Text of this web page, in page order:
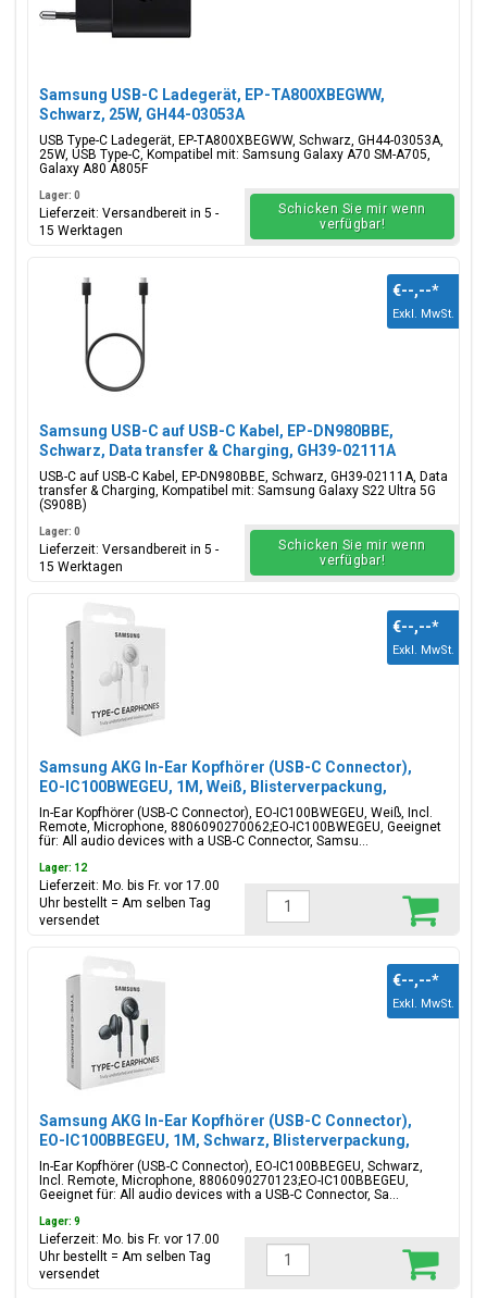
Samsung USB-C Ladegerät, EP-TA800XBEGWW,
Schwarz, 25W, GH44-03053A
USB Type-C Ladegerät, EP-TA800XBEGWW, Schwarz, GH44-03053A,
25W, USB Type-C, Kompatibel mit: Samsung Galaxy A70 SM-A705,
Galaxy A80 A805F
Lager: 0
Lieferzeit: Versandbereit in 5 -
15 Werktagen
Schicken Sie mir wenn
verfügbar!
Samsung USB-C auf USB-C Kabel, EP-DN980BBE,
Schwarz, Data transfer & Charging, GH39-02111A
USB-C auf USB-C Kabel, EP-DN980BBE, Schwarz, GH39-02111A, Data
transfer & Charging, Kompatibel mit: Samsung Galaxy S22 Ultra 5G
(S908B)
€--,--*
Exkl. MwSt.
Lager: 0
Lieferzeit: Versandbereit in 5 -
15 Werktagen
Schicken Sie mir wenn
verfügbar!
Samsung AKG In-Ear Kopfhörer (USB-C Connector),
EO-IC100BWEGEU, 1M, Weiß, Blisterverpackung,
8806090270062;EO-IC100BWEGEU
In-Ear Kopfhörer (USB-C Connector), EO-IC100BWEGEU, Weiß, Incl.
Remote, Microphone, 8806090270062;EO-IC100BWEGEU, Geeignet
für: All audio devices with a USB-C Connector, Samsu...
€--,--*
Exkl. MwSt.
Lager: 12
Lieferzeit: Mo. bis Fr. vor 17.00
Uhr bestellt = Am selben Tag
versendet
Samsung AKG In-Ear Kopfhörer (USB-C Connector),
EO-IC100BBEGEU, 1M, Schwarz, Blisterverpackung,
8806090270123;EO-IC100BBEGEU
In-Ear Kopfhörer (USB-C Connector), EO-IC100BBEGEU, Schwarz,
Incl. Remote, Microphone, 8806090270123;EO-IC100BBEGEU,
Geeignet für: All audio devices with a USB-C Connector, Sa...
€--,--*
Exkl. MwSt.
Lager: 9
Lieferzeit: Mo. bis Fr. vor 17.00
Uhr bestellt = Am selben Tag
versendet